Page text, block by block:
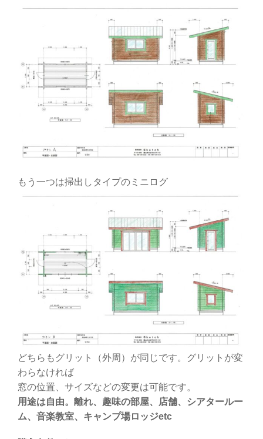
もう一つは掃出しタイプのミニログ
どちらもグリット（外周）が同じです。グリットが変
わらなければ
窓の位置、サイズなどの変更は可能です。
用途は自由。離れ、趣味の部屋、店舗、シアタールー
ム、音楽教室、キャンプ場ロッジetc